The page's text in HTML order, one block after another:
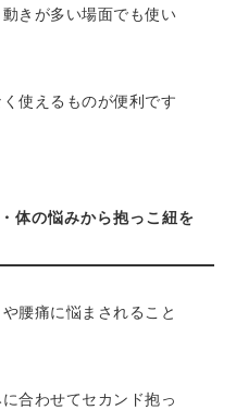
きが多い場面でも使い
使えるものが便利です
体の悩みから抱っこ紐を
腰痛に悩まされること
合わせてセカンド抱っ